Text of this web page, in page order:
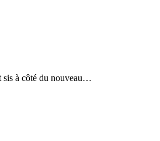
sis à côté du nouveau…